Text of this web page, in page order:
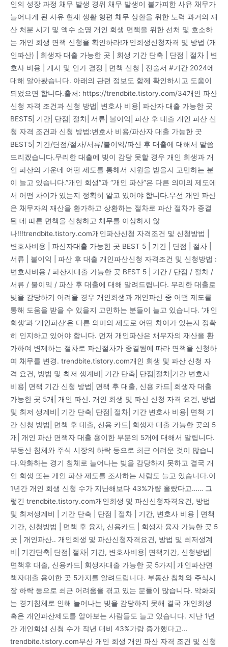
인의 성장 과정 채무 발생 경위 채무 발생이 불가피한 사유 채무가
늘어나게 된 사유 현재 생활 형편 채무 상환을 위한 노력 과거의 재
산 처분 시기 및 액수 소명 개인 회생 면책을 위한 선처 및 호소하
는 개인 회생 면책 신청을 확인하라!개인회생신청자격 및 방법 (개
인파산) | 회생자 대출 가능한 곳 | 회생 기간 단축 | 단점 | 절차 | 변
호사 비용 | 개시 및 인가 결정 | 면책 신청 | 진술서 #기간 2024에
대해 알아봤습니다. 아래의 관련 정보도 함께 확인하시고 도움이
되었으면 합니다.출처: https://trendbite.tistory.com/34개인 파산
신청 자격 조건과 신청 방법| 변호사 비용| 파산자 대출 가능한 곳
BEST5| 기간| 단점| 절차| 서류| 불이익| 파산 후 대출 개인 파산 신
청 자격 조건과 신청 방법:변호사 비용/파산자 대출 가능한 곳
BEST5| 기간/단점/절차/서류/불이익/파산 후 대출에 대해서 말씀
드리겠습니다.무리한 대출에 빚이 감당 못할 경우 개인 회생과 개
인 파산의 가운데 어떤 제도를 통해서 지원을 받을지 고민하는 분
이 늘고 있습니다.”개인 회생”과 “개인 파산”은 다른 의미의 제도에
서 어떤 차이가 있는지 정확히 알고 있어야 합니다.우선 개인 파산
은 채무자의 재산을 환가하고 상환하는 절차로 파산 절차가 종결
된 데 따른 면책을 신청하고 채무를 이상하지 않
나!!!trendbite.tistory.com개인파산신청 자격조건 및 신청방법 |
변호사비용 | 파산자대출 가능한 곳 BEST 5 | 기간 | 단점 | 절차 |
서류 | 불이익 | 파산 후 대출 개인파산신청 자격조건 및 신청방법 :
변호사비용 / 파산자대출 가능한 곳 BEST 5 | 기간 / 단점 / 절차 /
서류 / 불이익 / 파산 후 대출에 대해 알려드립니다. 무리한 대출로
빚을 감당하기 어려울 경우 개인회생과 개인파산 중 어떤 제도를
통해 도움을 받을 수 있을지 고민하는 분들이 늘고 있습니다. ‘개인
회생’과 ‘개인파산’은 다른 의미의 제도로 어떤 차이가 있는지 정확
히 인지하고 있어야 합니다. 먼저 개인파산은 채무자의 재산을 환
가하여 변제하는 절차로 파산절차가 종결됨에 따라 면책을 신청하
여 채무를 변경. trendbite.tistory.com개인 회생 및 파산 신청 자
격 요건, 방법 및 최저 생계비| 기간 단축| 단점|절차|기간 변호사
비용| 면책 기간 신청 방법| 면책 후 대출, 신용 카드| 회생자 대출
가능한 곳 5개| 개인 파산. 개인 회생 및 파산 신청 자격 요건, 방법
및 최저 생계비| 기간 단축| 단점| 절차| 기간 변호사 비용| 면책 기
간 신청 방법| 면책 후 대출, 신용 카드| 회생자 대출 가능한 곳의 5
개| 개인 파산 면책자 대출 용이한 부분의 5개에 대해서 알립니다.
부동산 침체와 주식 시장의 하락 등으로 최근 어려운 것이 많습니
다.악화하는 경기 침체로 늘어나는 빚을 감당하지 못하고 결국 개
인 회생 또는 개인 파산 제도를 조사하는 사람도 늘고 있습니다.이
1년간 개인 회생 신청 수가 지난해보다 43%가량 올랐다고…… 그
렇긴 trendbite.tistory.com개인회생 및 파산신청자격요건, 방법
및 최저생계비 | 기간 단축 | 단점 | 절차 | 기간, 변호사 비용 | 면책
기간, 신청방법 | 면책 후 융자, 신용카드 | 회생자 융자 가능한 곳 5
곳 | 개인파산.. 개인회생 및 파산신청자격요건, 방법 및 최저생계
비| 기간단축| 단점| 절차| 기간, 변호사비용| 면책기간, 신청방법|
면책후 대출, 신용카드| 회생자대출 가능한 곳 5가지| 개인파산면
책자대출 용이한 곳 5가지를 알려드립니다. 부동산 침체와 주식시
장 하락 등으로 최근 어려움을 겪고 있는 분들이 많습니다. 악화되
는 경기침체로 인해 늘어나는 빚을 감당하지 못해 결국 개인회생
혹은 개인파산제도를 알아보는 사람들도 늘고 있습니다. 지난 1년
간 개인회생 신청 수가 작년 대비 43%가량 증가했다고…
trendbite.tistory.com부산 개인 회생 개인 파산 자격 조건 및 신청